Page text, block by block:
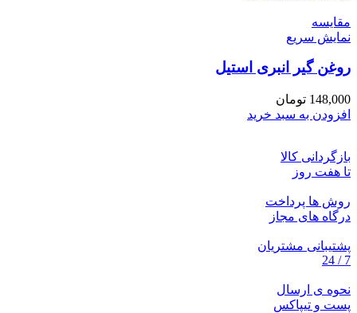
مقايسه
نمایش سریع
روغن گیر انبری استیل
148,000 تومان
افزودن به سبد خرید
بازگردانی کالا
تا هفت روز
روش ها پرداخت
درگاه های مجاز
پشتیبانی مشتریان
7 / 24
نحوه ی ارسال
پست و تیپاکس